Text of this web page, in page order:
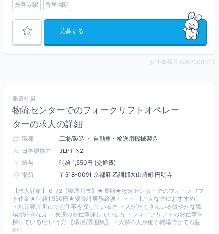
光善寺駅
香里園駅
応募する
お仕事番号 GW2308013
派遣社員
物流センターでのフォークリフトオペレー
ターの求人の詳細
職種
工場/製造 ・ 自動車・輸送用機械製造
日本語能力
JLPT N2
給与
時給 1,550円 (交通費)
場所
〒618-0091 京都府 乙訓郡大山崎町 円明寺
【求人詳細】 6-72【寝屋川市】★長期★物流センターでのフォークリフ
ト作業★時給1,550円★要免許実務経験・ ・・ 【こんな方におすすめ】
・地元寝屋川市でお仕事を探している方 ・人がたくさんいる賑やかな職
場が好きな方 ・長期のお仕事探している方 ・フォークリフトのお仕事を
探している!という方 【環境/雰囲気】 ・大勢の人が働く職場でとても賑
や...